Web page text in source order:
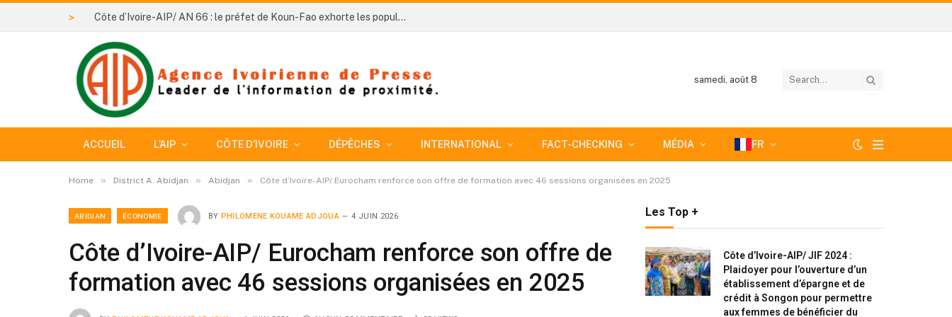
> Côte d’Ivoire-AIP/ AN 66 : le préfet de Koun-Fao exhorte les populations à préserver le climat de paix et de solidarité
samedi, août 8
ACCUEIL L’AIP CÔTE D’IVOIRE DÉPÊCHES INTERNATIONAL FACT-CHECKING MÉDIA FR
Home » District A. Abidjan » Abidjan » Côte d’Ivoire-AIP/ Eurocham renforce son offre de formation avec 46 sessions organisées en 2025
ABIDJAN ÉCONOMIE BY PHILOMENE KOUAME ADJOUA 4 JUIN 2026
Côte d’Ivoire-AIP/ Eurocham renforce son offre de
formation avec 46 sessions organisées en 2025
Les Top +
Côte d’Ivoire-AIP/ JIF 2024 :
Plaidoyer pour l’ouverture d’un
établissement d’épargne et de
crédit à Songon pour permettre
aux femmes de bénéficier du